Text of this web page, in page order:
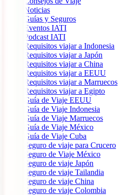
Noticias
Guías y Seguros
Eventos IATI
Podcast IATI
Requisitos viajar a Indonesia
Requisitos viajar a Japón
Requisitos viajar a China
Requisitos viajar a EEUU
Requisitos viajar a Marruecos
Requisitos viajar a Egipto
Guía de Viaje EEUU
Guía de Viaje Indonesia
Guía de Viaje Marruecos
Guía de Viaje México
Guía de Viaje Cuba
Seguro de viaje para Crucero
Seguro de Viaje México
Seguro de viaje Japón
Seguro de viaje Tailandia
Seguro de viaje China
Seguro de viaje Colombia